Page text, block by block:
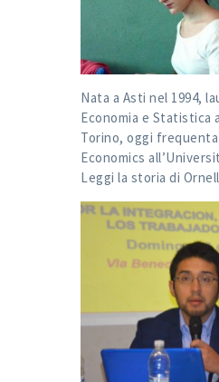
Nata a Asti nel 1994,
Economia e Statistica
Torino, oggi
Economics
Leggi la storia di